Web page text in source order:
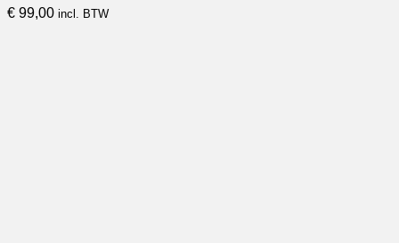
€ 99,00 incl. BTW